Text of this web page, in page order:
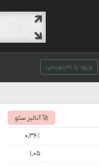
ورود یا نام‌نویسی
🚀 آنالیز سئو
۰,۳۶٪
۱,۰۵